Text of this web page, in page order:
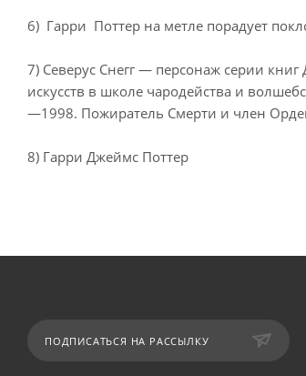
6) Гарри Поттер на метле порадует
7) Северус Снегг — персонаж серии
искусств в школе чародейства и
—1998. Пожиратель Смерти и член
8) Гарри Джеймс Поттер
ПОДПИСАТЬСЯ НА РАССЫЛКУ